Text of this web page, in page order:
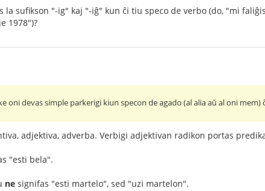
la sufikson "-ig" kaj "-iĝ" kun ĉi tiu speco de verbo (do, "mi
1978")?
oni devas simple parkerigi kiun specon de agado (al alia aŭ al oni mem)
adjektiva, adverba. Verbigi adjektivan radikon portas
"esti bela".
ne signifas "esti martelo", sed "uzi martelon".